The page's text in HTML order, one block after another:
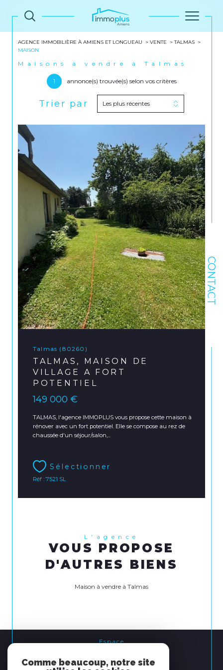
CONTACT
AGENCE IMMOBILIÈRE À AMIENS ET LONGUEAU VENTE
TALMAS
MAISON
Maisons à vendre à Talmas
1 annonce(s) trouvée(s) selon vos critères
Trier par Les plus récentes
Talmas (80260)
TALMAS, MAISON DE
VILLAGE A FORT
POTENTIEL
149 000 €
TALMAS, l'agence IMMOPLUS vous propose cette maison à
rénover avec un fort potentiel. Elle se compose au rez de
chaussée d'un séjour/salon,...
Sélectionner
Réf : 7521 SL
L'agence
VOUS PROPOSE
D'AUTRES BIENS
Maison à vendre à Talmas
Espace
se connecter
Comme beaucoup, notre site